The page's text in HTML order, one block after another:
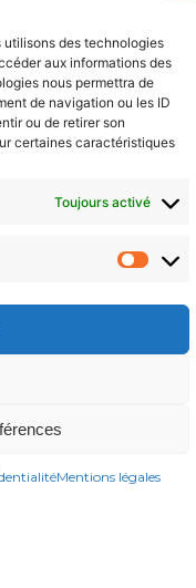
utilisons des technologies
aux informations des
nous permettra de
de navigation ou les ID
ou de retirer son
certaines caractéristiques
Toujours activé
Mentions légales
nos
une véritable
commerciaux.
des
– Nos